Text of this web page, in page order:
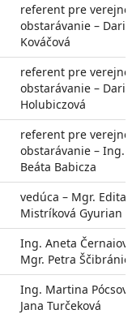
referent pre verejné
obstarávanie –
Kováčová
referent pre verejné
obstarávanie –
Holubiczová
referent pre verejné
obstarávanie – Ing.
Beáta Babicza
vedúca – Mgr. Edita
Mistríková Gyurian
Ing. Aneta
Mgr. Petra
Ing. Martina
Jana Turčeková